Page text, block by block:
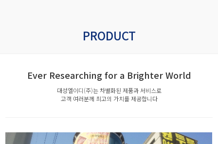
PRODUCT
Ever Researching for a Brighter World
대성엘이디(주)는 차별화된 제품과 서비스로
고객 여러분께 최고의 가치를 제공합니다